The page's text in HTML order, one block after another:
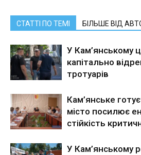
СТАТТІ ПО ТЕМІ БІЛЬШЕ ВІД
У Кам’янському
капітально
тротуарів
Кам’янське
місто посилює
стійкість
У Кам’янському